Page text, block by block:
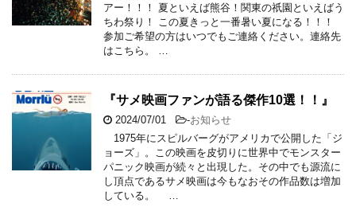
アー！！！ 夏といえば熊谷！関東の祇園といえばう
ちわ祭り！ この夏きっと一番暑い夏になる！！！
参加ご希望の方はいつでもご連絡ください。連絡先
はこちら。 …
『サメ映画ファンが語る傑作10選！！』
2024/07/01 -お知らせ
1975年にスピルバーグがアメリカで公開した「ジ
ョーズ」。この映画を皮切りに世界中でモンスター
パニック映画が続々と出現した。その中でも源流に
し頂点であるサメ映画は今もなおその作品数は増加
している。 …